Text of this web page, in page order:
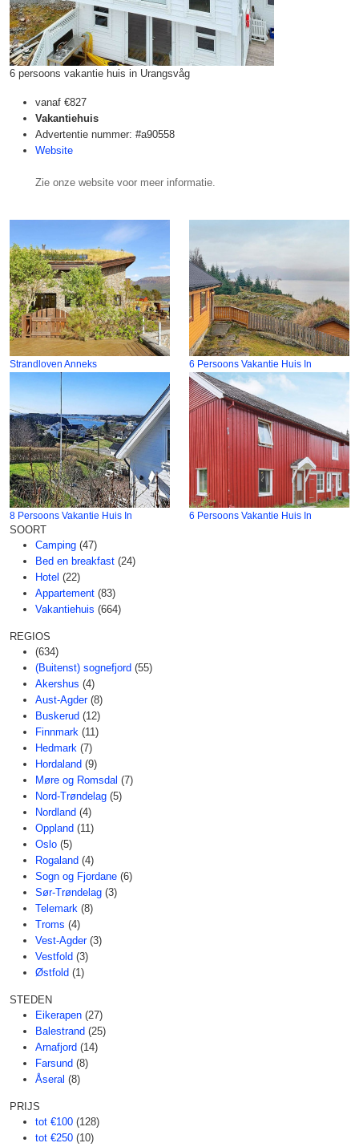
6 persoons vakantie huis in Urangsvåg
vanaf €827
Vakantiehuis
Advertentie nummer: #a90558
Website
Zie onze website voor meer informatie.
Strandloven Anneks 6 Persoons Vakantie Huis In
8 Persoons Vakantie Huis In 6 Persoons Vakantie Huis In
SOORT
Camping (47)
Bed en breakfast (24)
Hotel (22)
Appartement (83)
Vakantiehuis (664)
REGIOS
(634)
(Buitenst) sognefjord (55)
Akershus (4)
Aust-Agder (8)
Buskerud (12)
Finnmark (11)
Hedmark (7)
Hordaland (9)
Møre og Romsdal (7)
Nord-Trøndelag (5)
Nordland (4)
Oppland (11)
Oslo (5)
Rogaland (4)
Sogn og Fjordane (6)
Sør-Trøndelag (3)
Telemark (8)
Troms (4)
Vest-Agder (3)
Vestfold (3)
Østfold (1)
STEDEN
Eikerapen (27)
Balestrand (25)
Arnafjord (14)
Farsund (8)
Åseral (8)
PRIJS
tot €100 (128)
tot €250 (10)